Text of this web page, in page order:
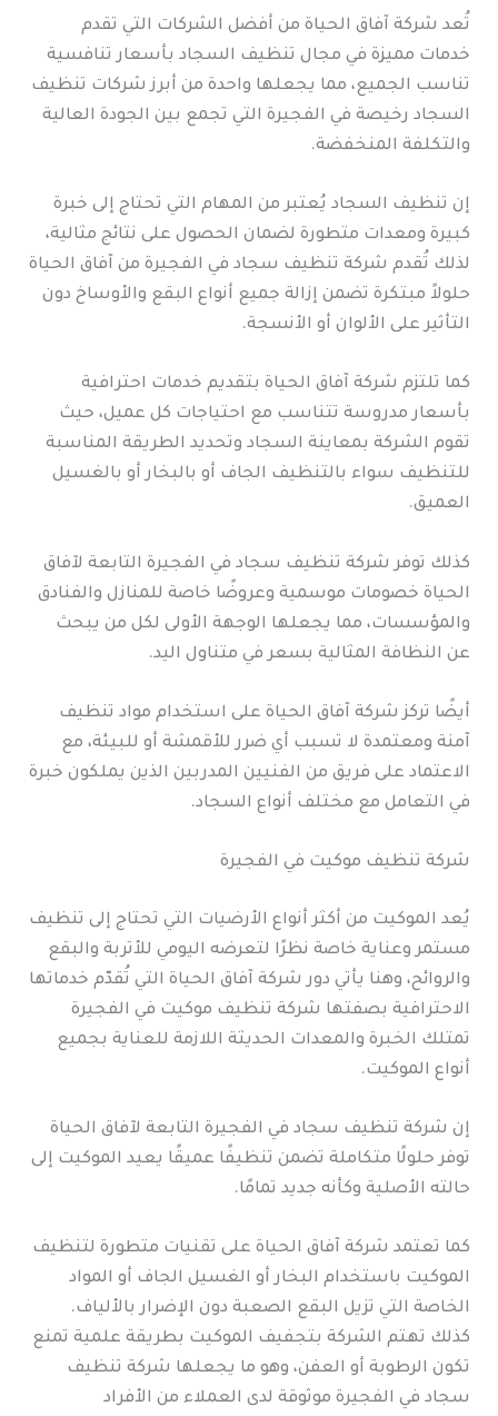
تُعد شركة آفاق الحياة من أفضل الشركات التي تقدم
خدمات مميزة في مجال تنظيف السجاد بأسعار تنافسية
تناسب الجميع، مما يجعلها واحدة من أبرز شركات تنظيف
السجاد رخيصة في الفجيرة التي تجمع بين الجودة العالية
والتكلفة المنخفضة.
إن تنظيف السجاد يُعتبر من المهام التي تحتاج إلى خبرة
كبيرة ومعدات متطورة لضمان الحصول على نتائج مثالية،
لذلك تُقدم شركة تنظيف سجاد في الفجيرة من آفاق الحياة
حلولاً مبتكرة تضمن إزالة جميع أنواع البقع والأوساخ دون
التأثير على الألوان أو الأنسجة.
كما تلتزم شركة آفاق الحياة بتقديم خدمات احترافية
بأسعار مدروسة تتناسب مع احتياجات كل عميل، حيث
تقوم الشركة بمعاينة السجاد وتحديد الطريقة المناسبة
للتنظيف سواء بالتنظيف الجاف أو بالبخار أو بالغسيل
العميق.
كذلك توفر شركة تنظيف سجاد في الفجيرة التابعة لآفاق
الحياة خصومات موسمية وعروضًا خاصة للمنازل والفنادق
والمؤسسات، مما يجعلها الوجهة الأولى لكل من يبحث
عن النظافة المثالية بسعر في متناول اليد.
أيضًا تركز شركة آفاق الحياة على استخدام مواد تنظيف
آمنة ومعتمدة لا تسبب أي ضرر للأقمشة أو للبيئة، مع
الاعتماد على فريق من الفنيين المدربين الذين يملكون خبرة
في التعامل مع مختلف أنواع السجاد.
شركة تنظيف موكيت في الفجيرة
يُعد الموكيت من أكثر أنواع الأرضيات التي تحتاج إلى تنظيف
مستمر وعناية خاصة نظرًا لتعرضه اليومي للأتربة والبقع
والروائح، وهنا يأتي دور شركة آفاق الحياة التي تُقدّم خدماتها
الاحترافية بصفتها شركة تنظيف موكيت في الفجيرة
تمتلك الخبرة والمعدات الحديثة اللازمة للعناية بجميع
أنواع الموكيت.
إن شركة تنظيف سجاد في الفجيرة التابعة لآفاق الحياة
توفر حلولًا متكاملة تضمن تنظيفًا عميقًا يعيد الموكيت إلى
حالته الأصلية وكأنه جديد تمامًا.
كما تعتمد شركة آفاق الحياة على تقنيات متطورة لتنظيف
الموكيت باستخدام البخار أو الغسيل الجاف أو المواد
الخاصة التي تزيل البقع الصعبة دون الإضرار بالألياف.
كذلك تهتم الشركة بتجفيف الموكيت بطريقة علمية تمنع
تكون الرطوبة أو العفن، وهو ما يجعلها شركة تنظيف
سجاد في الفجيرة موثوقة لدى العملاء من الأفراد